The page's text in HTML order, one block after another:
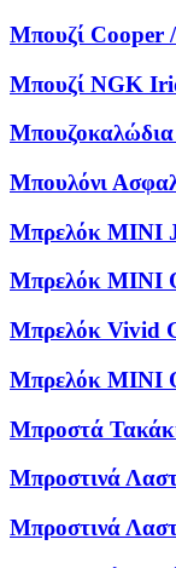
Μπουζί Cooper
Μπουζί NGK
Μπουλόνι
Μπρελόκ MINI
Μπρελόκ MINI
Μπρελόκ Vivid
Μπρελόκ ΜΙΝΙ
Μπροστά
Μπροστινά
Μπροστινά